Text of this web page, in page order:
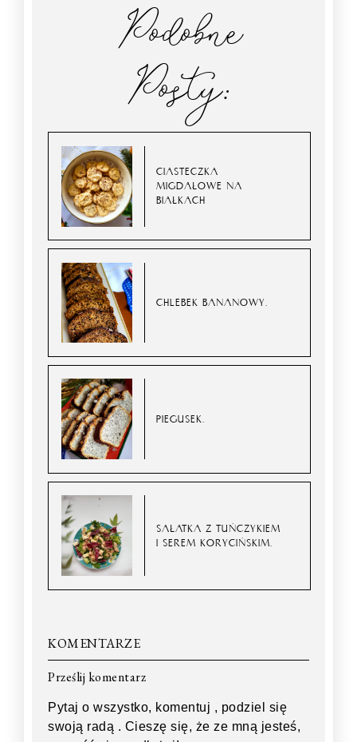
Podobne
Posty:
CIASTECZKA
MIGDAŁOWE NA
BIAŁKACH
CHLEBEK BANANOWY.
PIEGUSEK.
SAŁATKA Z TUŃCZYKIEM
I SEREM KORYCIŃSKIM.
KOMENTARZE
Prześlij komentarz
Pytaj o wszystko, komentuj , podziel się
swoją radą . Cieszę się, że ze mną jesteś,